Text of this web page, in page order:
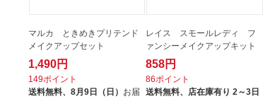
マルカ ときめきプリテンド
メイクアップセット
1,490円
149ポイント
送料無料、 8月9日（日） お届
レイス スモールレディ フ
ァンシーメイクアップキット
858円
86ポイント
送料無料、 店在庫有り 2～3日